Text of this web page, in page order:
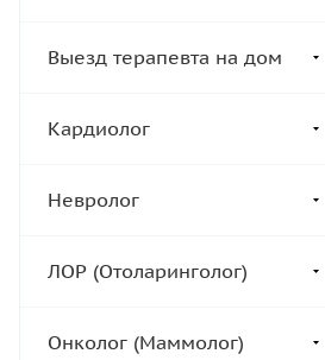
Выезд терапевта на дом
Кардиолог
Невролог
ЛОР (Отоларинголог)
Онколог (Маммолог)